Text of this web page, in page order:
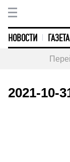
НОВОСТИ ГАЗЕТА
2021-10-